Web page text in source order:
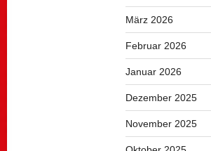
März 2026
Februar 2026
Januar 2026
Dezember 2025
November 2025